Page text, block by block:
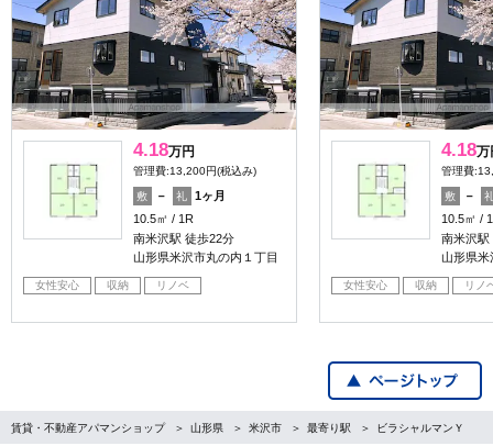
4.18万円
管理費:13,200円(税込み)
敷 － 礼
1ヶ月
10.5㎡
1R
南米沢駅 徒歩22分
山形県米沢市丸の内１丁目
女性安心 収納 リノベ
4.18万
管理費
敷 －
10.5㎡
南米沢駅
山形県米
女性安心 収納 リノ
賃貸・不動産アパマンショップ 山形県 米沢市 最寄り駅 ビラシャルマンＹ